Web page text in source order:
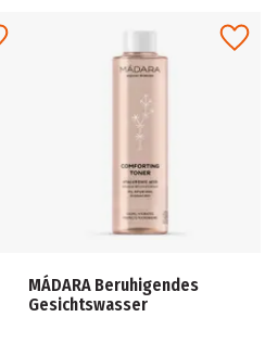
MÁDARA Beruhigendes
Gesichtswasser